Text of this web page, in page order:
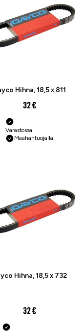
Hihna, 18,5 x 811
32 €
Varastossa
Maahantuojalla
Hihna, 18,5 x 732
32 €